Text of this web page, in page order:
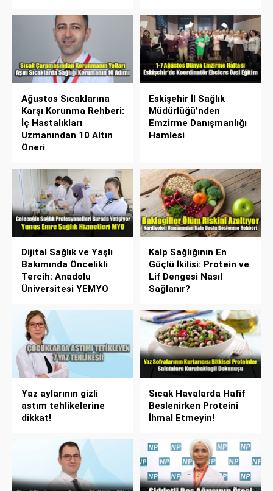
Ağustos Sıcaklarına
Karşı Korunma Rehberi:
İç Hastalıkları
Uzmanından 10 Altın
Öneri
Eskişehir İl Sağlık
Müdürlüğü’nden
Emzirme Danışmanlığı
Hamlesi
Dijital Sağlık ve Yaşlı
Bakımında Öncelikli
Tercih: Anadolu
Üniversitesi YEMYO
Kalp Sağlığının En
Güçlü İkilisi: Protein ve
Lif Dengesi Nasıl
Sağlanır?
Yaz aylarının gizli
astım tehlikelerine
dikkat!
Sıcak Havalarda Hafif
Beslenirken Proteini
İhmal Etmeyin!